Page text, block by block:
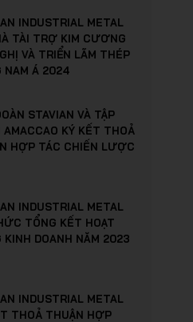
INDUSTRIAL METAL
TÀI TRỢ KIM CƯƠNG
VÀ TRIỂN LÃM THÉP
NAM Á 2024
STAVIAN VÀ TẬP
AMACCAO KÝ KẾT THOẢ
HỢP TÁC CHIẾN LƯỢC
INDUSTRIAL METAL
TỔNG KẾT HOẠT
KINH DOANH NĂM 2023
INDUSTRIAL METAL
THOẢ THUẬN HỢP